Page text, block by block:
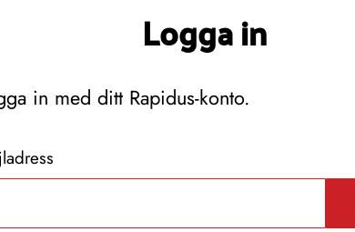
Logga in
in med ditt Rapidus-konto.